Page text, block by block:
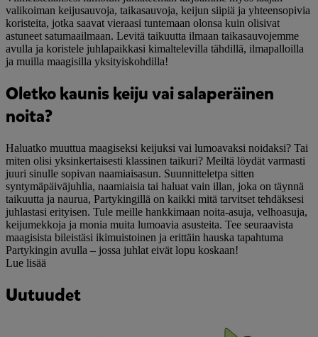
valikoiman keijusauvoja, taikasauvoja, keijun siipiä ja yhteensopivia
koristeita, jotka saavat vieraasi tuntemaan olonsa kuin olisivat
astuneet satumaailmaan. Levitä taikuutta ilmaan taikasauvojemme
avulla ja koristele juhlapaikkasi kimaltelevilla tähdillä, ilmapalloilla
ja muilla maagisilla yksityiskohdilla!
Oletko kaunis keiju vai salaperäinen
noita?
Haluatko muuttua maagiseksi keijuksi vai lumoavaksi noidaksi? Tai
miten olisi yksinkertaisesti klassinen taikuri? Meiltä löydät varmasti
juuri sinulle sopivan naamiaisasun. Suunnitteletpa sitten
syntymäpäiväjuhlia, naamiaisia tai haluat vain illan, joka on täynnä
taikuutta ja naurua, Partykingillä on kaikki mitä tarvitset tehdäksesi
juhlastasi erityisen. Tule meille hankkimaan noita-asuja, velhoasuja,
keijumekkoja ja monia muita lumoavia asusteita. Tee seuraavista
maagisista bileistäsi ikimuistoinen ja erittäin hauska tapahtuma
Partykingin avulla – jossa juhlat eivät lopu koskaan!
Lue lisää
Uutuudet